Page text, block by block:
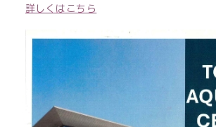
詳しくはこちら